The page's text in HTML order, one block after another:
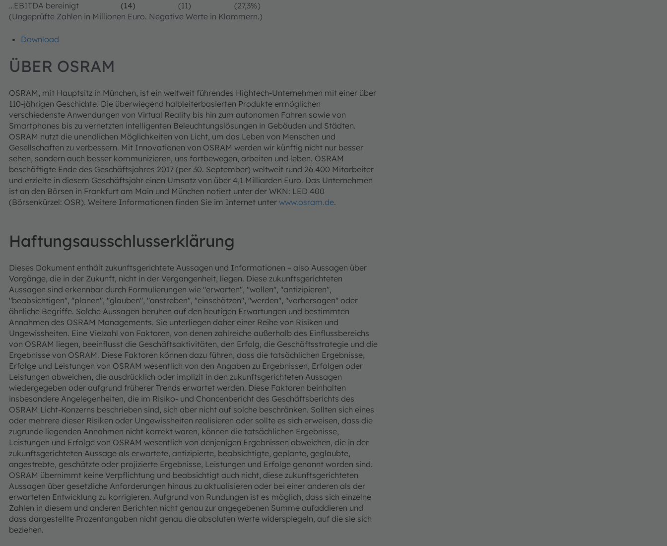
…EBITDA bereinigt
(14) (11)
(27,3%)
(Ungeprüfte Zahlen in Millionen Euro. Negative Werte in Klammern.)
Download
ÜBER OSRAM
OSRAM, mit Hauptsitz in München, ist ein weltweit führendes Hightech-Unternehmen mit einer über
110-jährigen Geschichte. Die überwiegend halbleiterbasierten Produkte ermöglichen
verschiedenste Anwendungen von Virtual Reality bis hin zum autonomen Fahren sowie von
Smartphones bis zu vernetzten intelligenten Beleuchtungslösungen in Gebäuden und Städten.
OSRAM nutzt die unendlichen Möglichkeiten von Licht, um das Leben von Menschen und
Gesellschaften zu verbessern. Mit Innovationen von OSRAM werden wir künftig nicht nur besser
sehen, sondern auch besser kommunizieren, uns fortbewegen, arbeiten und leben. OSRAM
beschäftigte Ende des Geschäftsjahres 2017 (per 30. September) weltweit rund 26.400 Mitarbeiter
und erzielte in diesem Geschäftsjahr einen Umsatz von über 4,1 Milliarden Euro. Das Unternehmen
ist an den Börsen in Frankfurt am Main und München notiert unter der WKN: LED 400
(Börsenkürzel: OSR). Weitere Informationen finden Sie im Internet unter www.osram.de.
Haftungsausschlusserklärung
Dieses Dokument enthält zukunftsgerichtete Aussagen und Informationen – also Aussagen über
Vorgänge, die in der Zukunft, nicht in der Vergangenheit, liegen. Diese zukunftsgerichteten
Aussagen sind erkennbar durch Formulierungen wie "erwarten", "wollen", "antizipieren",
"beabsichtigen", "planen", "glauben", "anstreben", "einschätzen", "werden", "vorhersagen" oder
ähnliche Begriffe. Solche Aussagen beruhen auf den heutigen Erwartungen und bestimmten
Annahmen des OSRAM Managements. Sie unterliegen daher einer Reihe von Risiken und
Ungewissheiten. Eine Vielzahl von Faktoren, von denen zahlreiche außerhalb des Einflussbereichs
von OSRAM liegen, beeinflusst die Geschäftsaktivitäten, den Erfolg, die Geschäftsstrategie und die
Ergebnisse von OSRAM. Diese Faktoren können dazu führen, dass die tatsächlichen Ergebnisse,
Erfolge und Leistungen von OSRAM wesentlich von den Angaben zu Ergebnissen, Erfolgen oder
Leistungen abweichen, die ausdrücklich oder implizit in den zukunftsgerichteten Aussagen
wiedergegeben oder aufgrund früherer Trends erwartet werden. Diese Faktoren beinhalten
insbesondere Angelegenheiten, die im Risiko- und Chancenbericht des Geschäftsberichts des
OSRAM Licht-Konzerns beschrieben sind, sich aber nicht auf solche beschränken. Sollten sich eines
oder mehrere dieser Risiken oder Ungewissheiten realisieren oder sollte es sich erweisen, dass die
zugrunde liegenden Annahmen nicht korrekt waren, können die tatsächlichen Ergebnisse,
Leistungen und Erfolge von OSRAM wesentlich von denjenigen Ergebnissen abweichen, die in der
zukunftsgerichteten Aussage als erwartete, antizipierte, beabsichtigte, geplante, geglaubte,
angestrebte, geschätzte oder projizierte Ergebnisse, Leistungen und Erfolge genannt worden sind.
OSRAM übernimmt keine Verpflichtung und beabsichtigt auch nicht, diese zukunftsgerichteten
Aussagen über gesetzliche Anforderungen hinaus zu aktualisieren oder bei einer anderen als der
erwarteten Entwicklung zu korrigieren. Aufgrund von Rundungen ist es möglich, dass sich einzelne
Zahlen in diesem und anderen Berichten nicht genau zur angegebenen Summe aufaddieren und
dass dargestellte Prozentangaben nicht genau die absoluten Werte widerspiegeln, auf die sie sich
beziehen.